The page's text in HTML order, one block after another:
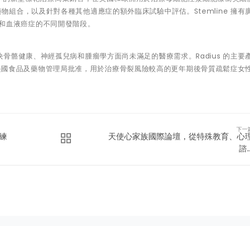
組合，以及針對各種其他適應症的額外臨床試驗中評估。Stemline 擁有
血液癌症的不同開發階段。
骼健康、神經孤兒病和腫瘤學方面尚未滿足的醫療需求。Radius 的主要
品及藥物管理局批准，用於治療骨裂風險較高的更年期後骨質疏鬆症女性
下一
天使心家族國際論壇，從特殊教育、心
諮